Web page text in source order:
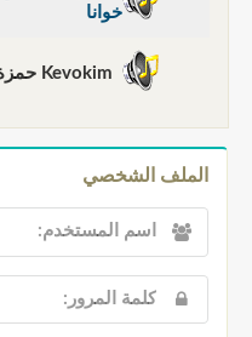
خوانا
الملف الشخصي